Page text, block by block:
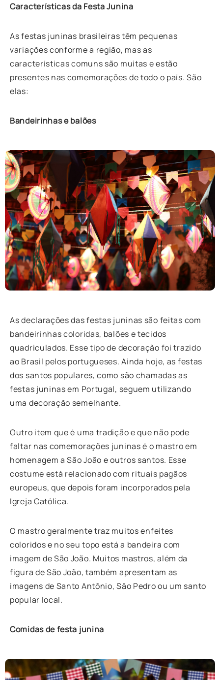
Características da Festa Junina
As festas juninas brasileiras têm pequenas
variações conforme a região, mas as
características comuns são muitas e estão
presentes nas comemorações de todo o país. São
elas:
Bandeirinhas e balões
As declarações das festas juninas são feitas com
bandeirinhas coloridas, balões e tecidos
quadriculados. Esse tipo de decoração foi trazido
ao Brasil pelos portugueses. Ainda hoje, as festas
dos santos populares, como são chamadas as
festas juninas em Portugal, seguem utilizando
uma decoração semelhante.
Outro item que é uma tradição e que não pode
faltar nas comemorações juninas é o mastro em
homenagem a São João e outros santos. Esse
costume está relacionado com rituais pagãos
europeus, que depois foram incorporados pela
Igreja Católica.
O mastro geralmente traz muitos enfeites
coloridos e no seu topo está a bandeira com
imagem de São João. Muitos mastros, além da
figura de São João, também apresentam as
imagens de Santo Antônio, São Pedro ou um santo
popular local.
Comidas de festa junina